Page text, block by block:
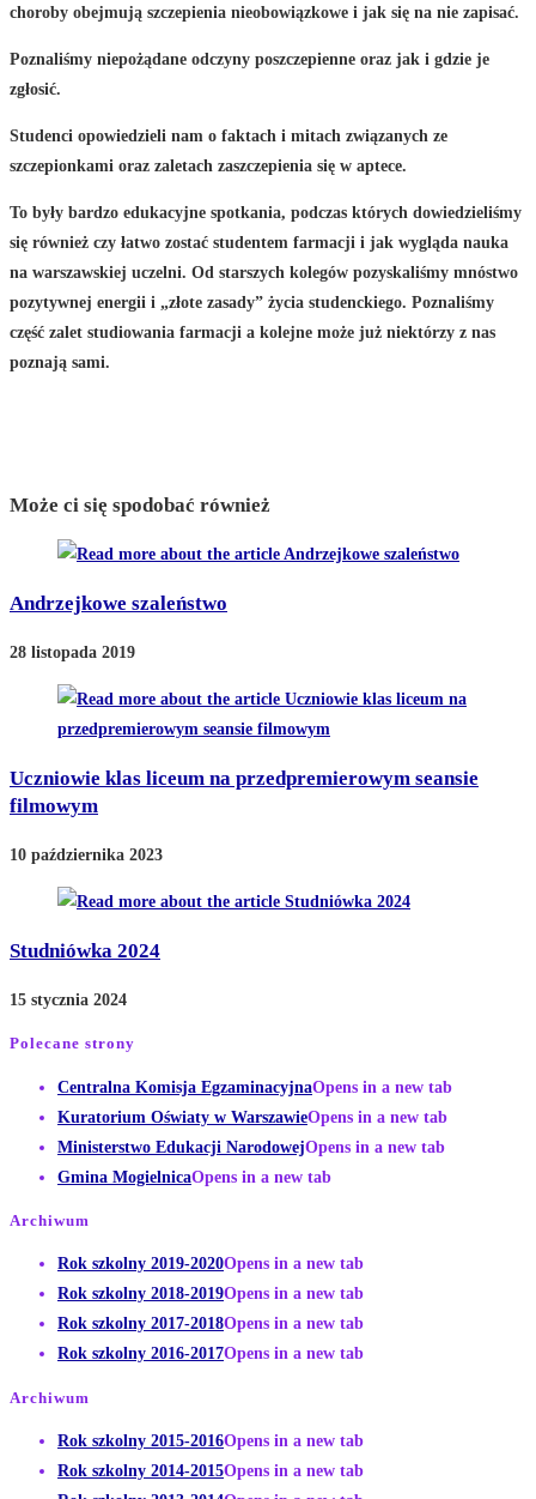
choroby obejmują szczepienia nieobowiązkowe i jak się na nie zapisać.
Poznaliśmy niepożądane odczyny poszczepienne oraz jak i gdzie je
zgłosić.
Studenci opowiedzieli nam o faktach i mitach związanych ze
szczepionkami oraz zaletach zaszczepienia się w aptece.
To były bardzo edukacyjne spotkania, podczas których dowiedzieliśmy
się również czy łatwo zostać studentem farmacji i jak wygląda nauka
na warszawskiej uczelni. Od starszych kolegów pozyskaliśmy mnóstwo
pozytywnej energii i „złote zasady” życia studenckiego. Poznaliśmy
część zalet studiowania farmacji a kolejne może już niektórzy z nas
poznają sami.
Może ci się spodobać również
Andrzejkowe szaleństwo
28 listopada 2019
Uczniowie klas liceum na przedpremierowym seansie
filmowym
10 października 2023
Studniówka 2024
15 stycznia 2024
Polecane strony
Centralna Komisja EgzaminacyjnaOpens in a new tab
Kuratorium Oświaty w WarszawieOpens in a new tab
Ministerstwo Edukacji NarodowejOpens in a new tab
Gmina MogielnicaOpens in a new tab
Archiwum
Rok szkolny 2019-2020Opens in a new tab
Rok szkolny 2018-2019Opens in a new tab
Rok szkolny 2017-2018Opens in a new tab
Rok szkolny 2016-2017Opens in a new tab
Archiwum
Rok szkolny 2015-2016Opens in a new tab
Rok szkolny 2014-2015Opens in a new tab